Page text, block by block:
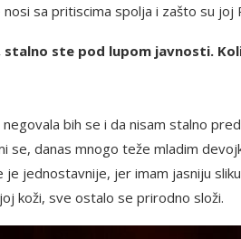
nosi sa pritiscima spolja i zašto su
stalno ste pod lupom javnosti.
bih se i da nisam stalno
se, danas mnogo teže mladim
je jednostavnije, jer imam jasniju
koži, sve ostalo se prirodno složi.